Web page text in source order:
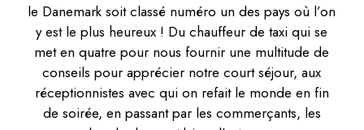
le Danemark soit classé numéro un des pays où l’on
y est le plus heureux ! Du chauffeur de taxi qui se
met en quatre pour nous fournir une multitude de
conseils pour apprécier notre court séjour, aux
réceptionnistes avec qui on refait le monde en fin
de soirée, en passant par les commerçants, les